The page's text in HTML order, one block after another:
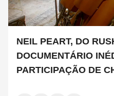
NEIL PEART, DO
DOCUMENTÁRIO
PARTICIPAÇÃO DE